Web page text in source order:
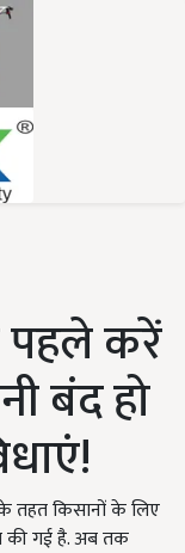
पहले करें
बंद हो
तहत किसानों के लिए
की गई है. अब तक